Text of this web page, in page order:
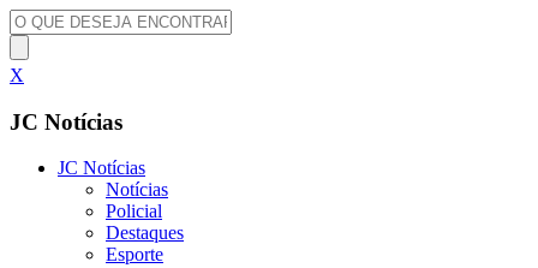
X
JC Notícias
JC Notícias
Notícias
Policial
Destaques
Esporte